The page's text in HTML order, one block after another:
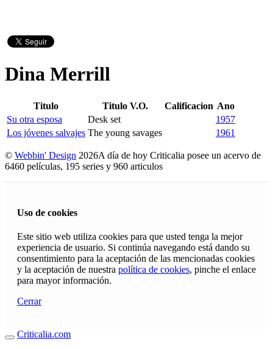
Dina Merrill
Titulo Titulo V.O. Calificacion Ano
Su otra esposa
Desk set
1957
Los jóvenes salvajes The young savages 1961
© Webbin' Design 2026A día de hoy Criticalia posee un acervo de
6460 películas, 195 series y 960 articulos
Uso de cookies
Este sitio web utiliza cookies para que usted tenga la mejor
experiencia de usuario. Si continúa navegando está dando su
consentimiento para la aceptación de las mencionadas cookies
y la aceptación de nuestra política de cookies, pinche el enlace
para mayor información.
Cerrar
Criticalia.com